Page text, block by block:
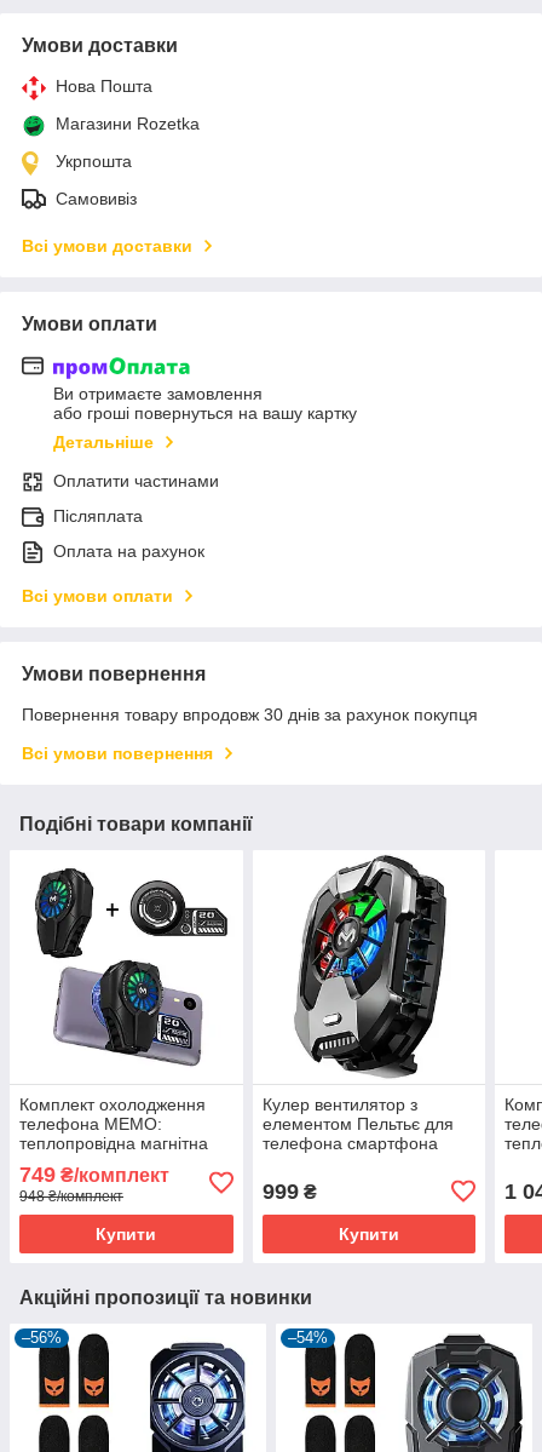
Умови доставки
Нова Пошта
Магазини Rozetka
Укрпошта
Самовивіз
Всі умови доставки
Умови оплати
Ви отримаєте замовлення
або гроші повернуться на вашу картку
Детальніше
Оплатити частинами
Післяплата
Оплата на рахунок
Всі умови оплати
Умови повернення
Повернення товару впродовж 30 днів за рахунок покупця
Всі умови повернення
Подібні товари компанії
Комплект охолодження
телефона MEMO:
теплопровідна магнітна
Пельтьє DL06 для
смартфона
749 ₴/комплект
948 ₴/комплект
Купити
Кулер вентилятор з
елементом Пельтьє для
телефона смартфона
охолодження радіатор
999₴
Купити
1
Акційні пропозиції та новинки
–56% –54%